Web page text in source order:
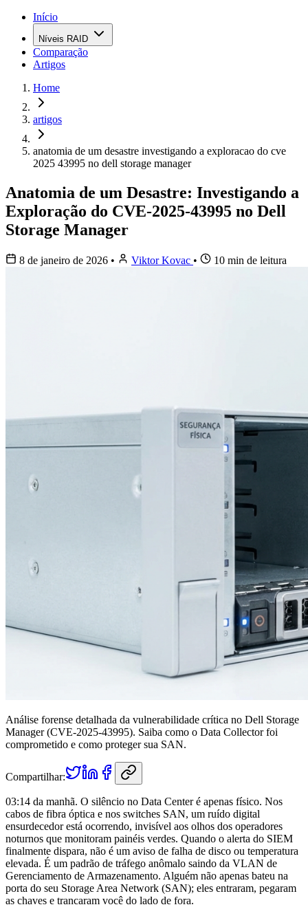
Início
Níveis RAID
Comparação
Artigos
Home
artigos
anatomia de um desastre investigando a exploracao do cve
2025 43995 no dell storage manager
Anatomia de um Desastre: Investigando a
Exploração do CVE-2025-43995 no Dell
Storage Manager
8 de janeiro de 2026 • Viktor Kovac • 10 min de leitura
Análise forense detalhada da vulnerabilidade crítica no Dell Storage
Manager (CVE-2025-43995). Saiba como o Data Collector foi
comprometido e como proteger sua SAN.
Compartilhar:
03:14 da manhã. O silêncio no Data Center é apenas físico. Nos
cabos de fibra óptica e nos switches SAN, um ruído digital
ensurdecedor está ocorrendo, invisível aos olhos dos operadores
noturnos que monitoram painéis verdes. Quando o alerta do SIEM
finalmente dispara, não é um aviso de falha de disco ou temperatura
elevada. É um padrão de tráfego anômalo saindo da VLAN de
Gerenciamento de Armazenamento. Alguém não apenas bateu na
porta do seu Storage Area Network (SAN); eles entraram, pegaram
as chaves e trancaram você do lado de fora.